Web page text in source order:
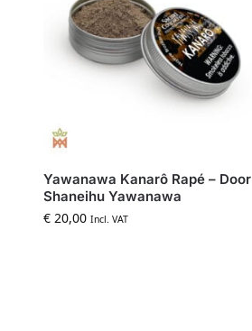
Yawanawa Kanarô Rapé – Door
Shaneihu Yawanawa
€ 20,00 Incl. VAT